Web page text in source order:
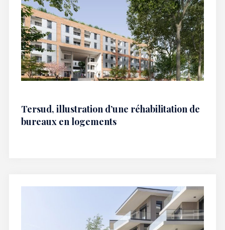
Tersud, illustration d’une réhabilitation de
bureaux en logements